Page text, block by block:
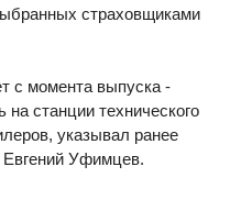
страховщиками
с момента выпуска -
станции технического
указывал ранее
Уфимцев.